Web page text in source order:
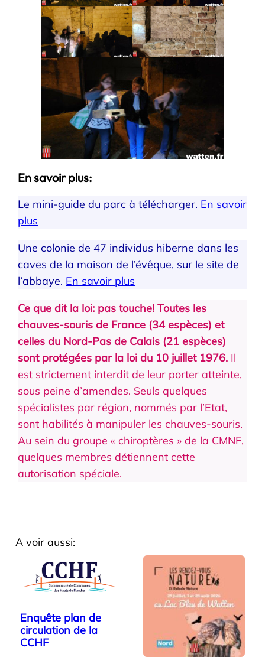
En savoir plus:
Le mini-guide du parc à télécharger. En savoir
plus
Une colonie de 47 individus hiberne dans les
caves de la maison de l’évêque, sur le site de
l’abbaye. En savoir plus
Ce que dit la loi: pas touche!Toutes les
chauves-souris de France (34 espèces) et
celles du Nord-Pas de Calais (21 espèces)
sont protégées par la loi du 10 juillet 1976. Il
est strictement interdit de leur porter atteinte,
sous peine d’amendes. Seuls quelques
spécialistes par région, nommés par l’Etat,
sont habilités à manipuler les chauves-souris.
Au sein du groupe « chiroptères » de la CMNF,
quelques membres détiennent cette
autorisation spéciale.
A voir aussi:
Enquête plan de
circulation de la
CCHF